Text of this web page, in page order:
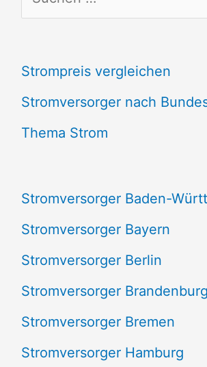
u
h
e
n
h
:
Strompreis vergleichen
Stromversorger nach
Thema Strom
Stromversorger Baden-
Stromversorger Bayern
Stromversorger Berlin
Stromversorger Brandenburg
Stromversorger Bremen
Stromversorger Hamburg